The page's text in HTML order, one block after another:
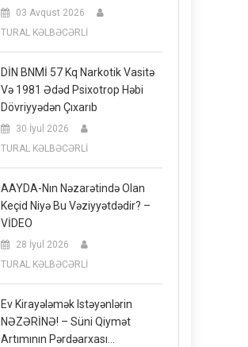
03 Avqust 2026
TURAL KƏLBƏCƏRLİ
DİN BNMİ 57 Kq Narkotik Vasitə
Və 1981 Ədəd Psixotrop Həbi
Dövriyyədən Çıxarıb
30 İyul 2026
TURAL KƏLBƏCƏRLİ
AAYDA-Nın Nəzarətində Olan
Keçid Niyə Bu Vəziyyətdədir? –
VİDEO
28 İyul 2026
TURAL KƏLBƏCƏRLİ
Ev Kirayələmək Istəyənlərin
NƏZƏRİNƏ! – Süni Qiymət
Artımının Pərdəarxası…